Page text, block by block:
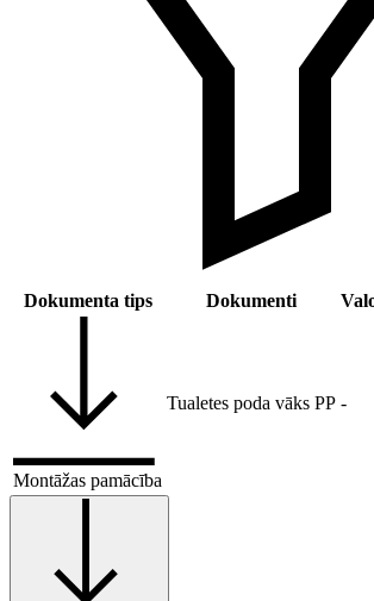
Dokumenta tips Dokumenti
Montāžas pamācība
Tualetes poda vāks PP -